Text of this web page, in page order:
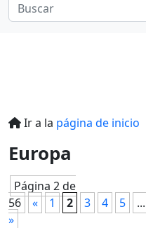
Ir a la página de inicio
Europa
Página 2 de
56
« 1 2 3 4 5 ...
»